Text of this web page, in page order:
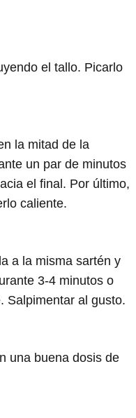
el tallo. Picarlo
la mitad de la
un par de minutos
el final. Por último,
caliente.
a la misma sartén y
3-4 minutos o
Salpimentar al gusto.
una buena dosis de